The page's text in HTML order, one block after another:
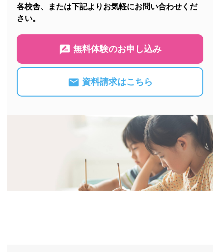
各校舎、または下記よりお気軽にお問い合わせくだ
さい。
無料体験のお申し込み
資料請求はこちら